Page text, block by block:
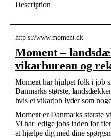
Description
http s://www.moment.dk
Moment –
vikarbureau og
Moment har hjulpet folk i job
Danmarks største,
hvis et vikarjob lyder som
Moment er Danmarks største
Vi har ledige jobs inden for
at hjælpe dig med dine